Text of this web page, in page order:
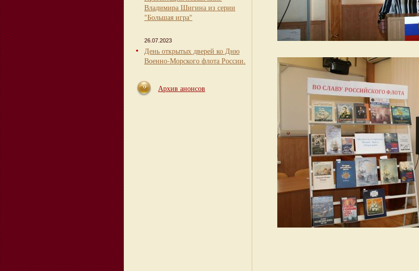
Владимира Шигина из серии
"Большая игра"
26.07.2023
День открытых дверей ко Дню
Военно-Морского флота России.
Архив анонсов